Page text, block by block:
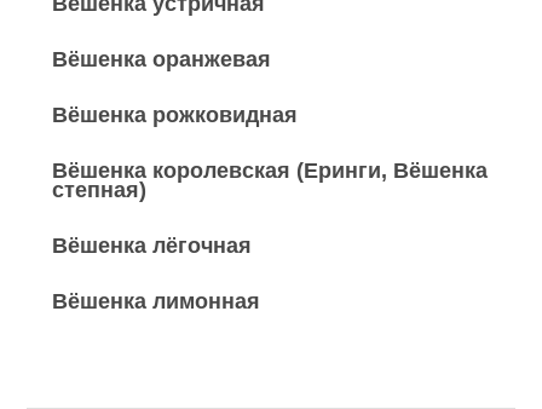
Вёшенка оранжевая
Вёшенка рожковидная
Вёшенка королевская (Еринги, Вёшенка
степная)
Вёшенка лёгочная
Вёшенка лимонная